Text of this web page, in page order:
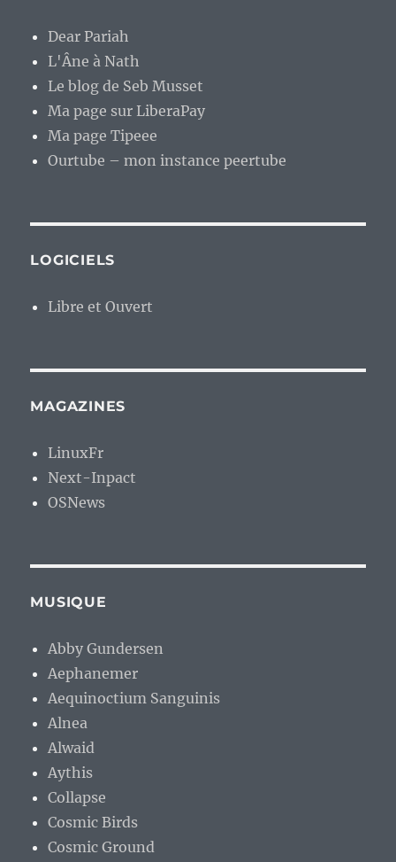
Dear Pariah
L'Âne à Nath
Le blog de Seb Musset
Ma page sur LiberaPay
Ma page Tipeee
Ourtube – mon instance peertube
LOGICIELS
Libre et Ouvert
MAGAZINES
LinuxFr
Next-Inpact
OSNews
MUSIQUE
Abby Gundersen
Aephanemer
Aequinoctium Sanguinis
Alnea
Alwaid
Aythis
Collapse
Cosmic Birds
Cosmic Ground